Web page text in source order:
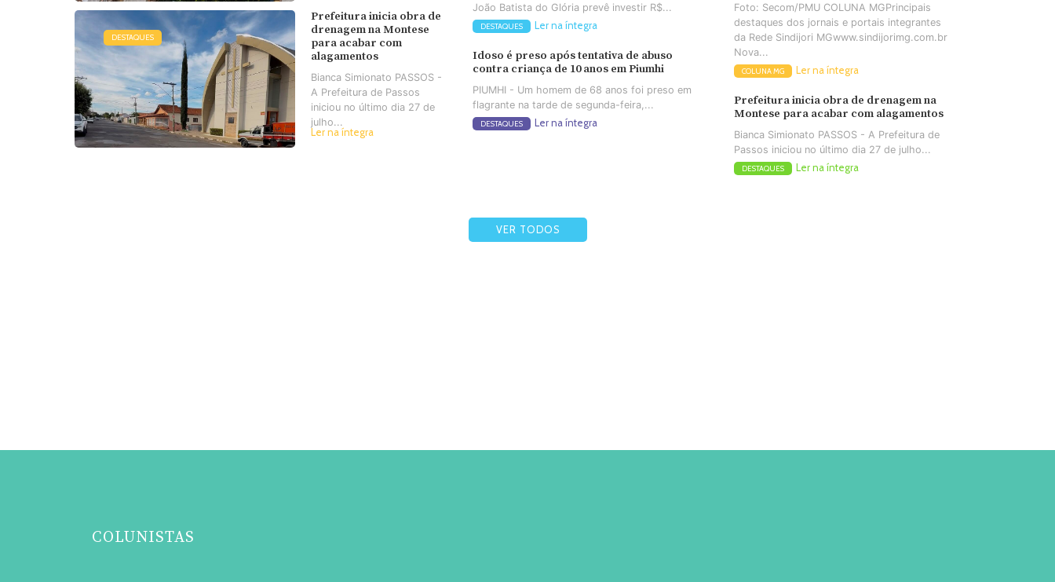
DESTAQUES
Prefeitura inicia obra de
drenagem na Montese
para acabar com
alagamentos
Bianca Simionato PASSOS -
A Prefeitura de Passos
iniciou no último dia 27 de
julho...
Ler na íntegra
João Batista do Glória prevê investir R$...
DESTAQUES Ler na íntegra
Idoso é preso após tentativa de abuso
contra criança de 10 anos em Piumhi
PIUMHI - Um homem de 68 anos foi preso em
flagrante na tarde de segunda-feira,...
DESTAQUES Ler na íntegra
Foto: Secom/PMU COLUNA MGPrincipais
destaques dos jornais e portais integrantes
da Rede Sindijori MGwww.sindijorimg.com.br
Nova...
COLUNA MG Ler na íntegra
Prefeitura inicia obra de drenagem na
Montese para acabar com alagamentos
Bianca Simionato PASSOS - A Prefeitura de
Passos iniciou no último dia 27 de julho...
DESTAQUES Ler na íntegra
VER TODOS
COLUNISTAS